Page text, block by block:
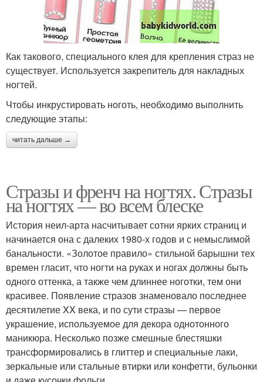
Как такового, специального клея для крепления страз не
существует. Используется закрепитель для накладных
ногтей.
Чтобы инкрустировать ноготь, необходимо выполнить
следующие этапы:
читать дальше →
Стразы и френч на ногтях. Стразы
на ногтях — во всем блеске
История неил-арта насчитывает сотни ярких страниц и
начинается она с далеких 1980-х годов и с немыслимой
банальности. «Золотое правило» стильной барышни тех
времен гласит, что ногти на руках и ногах должны быть
одного оттенка, а также чем длиннее ноготки, тем они
красивее. Появление стразов знаменовало последнее
десятилетие XX века, и по сути стразы — первое
украшение, используемое для декора однотонного
маникюра. Несколько позже смешные блестяшки
трансформировались в глиттер и специальные лаки,
зеркальные или стальные втирки или конфетти, бульонки